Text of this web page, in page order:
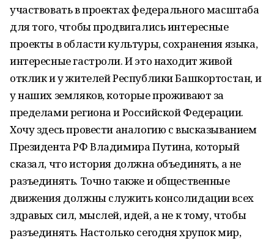
участвовать в проектах федерального масштаба
для того, чтобы продвигались интересные
проекты в области культуры, сохранения языка,
интересные гастроли. И это находит живой
отклик и у жителей Республики Башкортостан, и
у наших земляков, которые проживают за
пределами региона и Российской Федерации.
Хочу здесь провести аналогию с высказыванием
Президента РФ Владимира Путина, который
сказал, что история должна объединять, а не
разъединять. Точно также и общественные
движения должны служить консолидации всех
здравых сил, мыслей, идей, а не к тому, чтобы
разъединять. Настолько сегодня хрупок мир,